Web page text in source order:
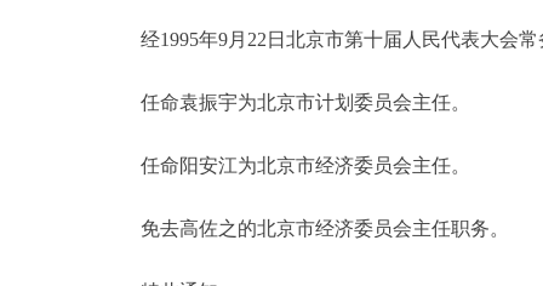
政务服务
个人服务
经1995年9月22日北京市第十届人民代表大会
任命袁振宇为北京市计划委员会主任。
任命阳安江为北京市经济委员会主任。
免去高佐之的北京市经济委员会主任职务。